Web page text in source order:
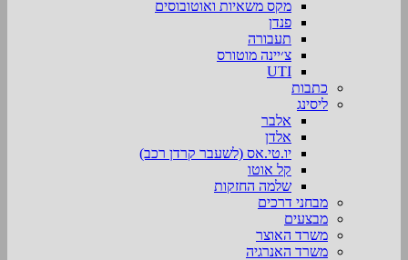
מקס משאיות ואוטובוסים
פנדן
תעבורה
צ׳יינה מוטורס
UTI
כתבות
ליסינג
אלבר
אלדן
יו.טי.אס (לשעבר קרדן רכב)
קל אוטו
שלמה החזקות
מבחני דרכים
מבצעים
משרד האוצר
משרד האנרגיה